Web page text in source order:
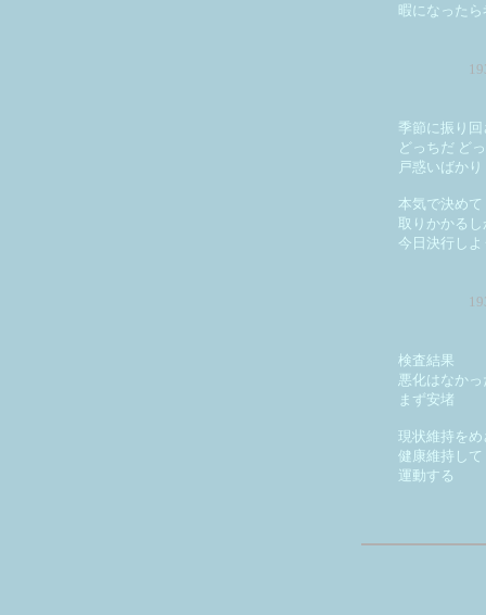
暇になった
季節に振り回
どっちだ ど
戸惑いばかり
本気で決めて
取りかかるし
今日決行しよ
検査結果
悪化はなかっ
まず安堵
現状維持をめ
健康維持して
運動する